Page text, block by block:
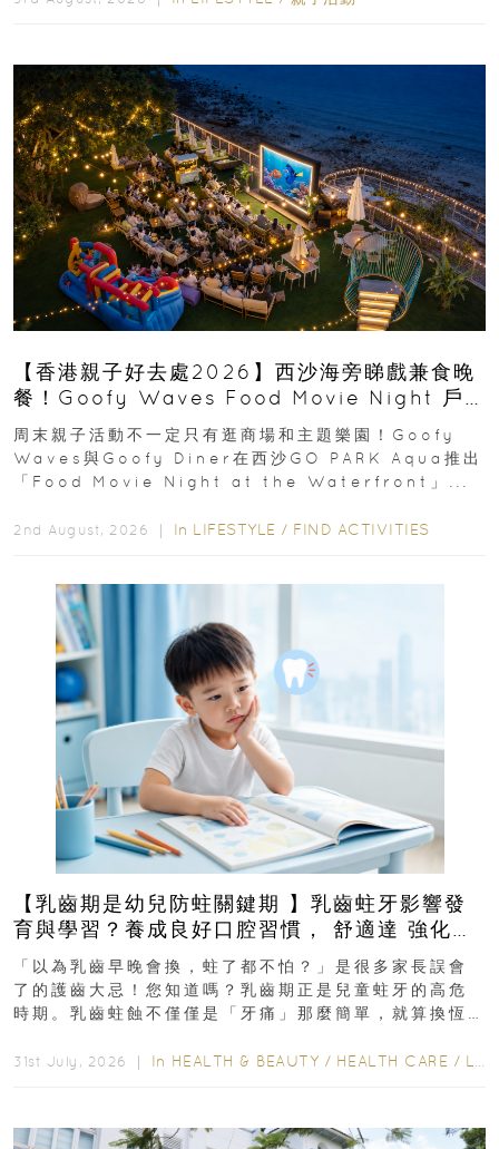
【香港親子好去處2026】西沙海旁睇戲兼食晚
餐！Goofy Waves Food Movie Night 戶
外影院逢週末登場
周末親子活動不一定只有逛商場和主題樂園！Goofy
Waves與Goofy Diner在西沙GO PARK Aqua推出
「Food Movie Night at the Waterfront」...
2nd August, 2026 ｜ In LIFESTYLE / FIND ACTIVITIES
【乳齒期是幼兒防蛀關鍵期 】乳齒蛀牙影響發
育與學習？養成良好口腔習慣， 舒適達 強化琺
瑯質 兒童牙膏防護指南
「以為乳齒早晚會換，蛀了都不怕？」是很多家長誤會
了的護齒大忌！您知道嗎？乳齒期正是兒童蛀牙的高危
時期。乳齒蛀蝕不僅僅是「牙痛」那麼簡單，就算換恆
31st July, 2026 ｜ In HEALTH & BEAUTY / HEALTH CARE / LIFESTYLE